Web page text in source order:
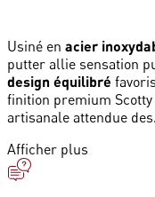
Usiné en acier
putter allie sensation
design équilibré
finition premium
artisanale attendue
Afficher plus